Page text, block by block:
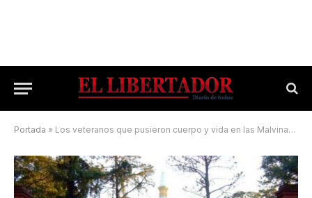
Portada » Los veteranos que pusieron cuerpo y vida en las Malvinas se convocan